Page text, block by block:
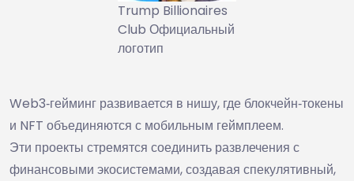
Trump Billionaires
Club Официальный
логотип
Web3‑гейминг развивается в нишу, где блокчейн‑токены
и NFT объединяются с мобильным геймплеем.
Эти проекты стремятся соединить развлечения с
финансовыми экосистемами, создавая спекулятивный,